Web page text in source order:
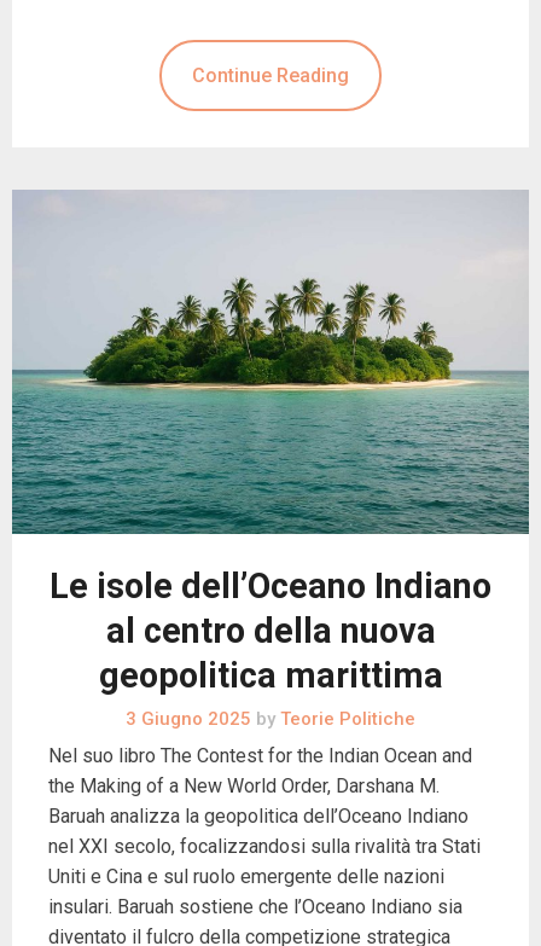
Continue Reading
Le isole dell’Oceano Indiano
al centro della nuova
geopolitica marittima
3 Giugno 2025 by Teorie Politiche
Nel suo libro The Contest for the Indian Ocean and
the Making of a New World Order, Darshana M.
Baruah analizza la geopolitica dell’Oceano Indiano
nel XXI secolo, focalizzandosi sulla rivalità tra Stati
Uniti e Cina e sul ruolo emergente delle nazioni
insulari. Baruah sostiene che l’Oceano Indiano sia
diventato il fulcro della competizione strategica